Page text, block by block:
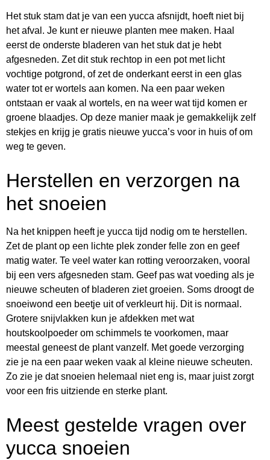
Het stuk stam dat je van een yucca afsnijdt, hoeft niet bij
het afval. Je kunt er nieuwe planten mee maken. Haal
eerst de onderste bladeren van het stuk dat je hebt
afgesneden. Zet dit stuk rechtop in een pot met licht
vochtige potgrond, of zet de onderkant eerst in een glas
water tot er wortels aan komen. Na een paar weken
ontstaan er vaak al wortels, en na weer wat tijd komen er
groene blaadjes. Op deze manier maak je gemakkelijk zelf
stekjes en krijg je gratis nieuwe yucca’s voor in huis of om
weg te geven.
Herstellen en verzorgen na
het snoeien
Na het knippen heeft je yucca tijd nodig om te herstellen.
Zet de plant op een lichte plek zonder felle zon en geef
matig water. Te veel water kan rotting veroorzaken, vooral
bij een vers afgesneden stam. Geef pas wat voeding als je
nieuwe scheuten of bladeren ziet groeien. Soms droogt de
snoeiwond een beetje uit of verkleurt hij. Dit is normaal.
Grotere snijvlakken kun je afdekken met wat
houtskoolpoeder om schimmels te voorkomen, maar
meestal geneest de plant vanzelf. Met goede verzorging
zie je na een paar weken vaak al kleine nieuwe scheuten.
Zo zie je dat snoeien helemaal niet eng is, maar juist zorgt
voor een fris uitziende en sterke plant.
Meest gestelde vragen over
yucca snoeien